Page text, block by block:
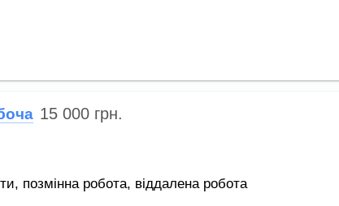
15 000 грн.
позмінна робота, віддалена робота